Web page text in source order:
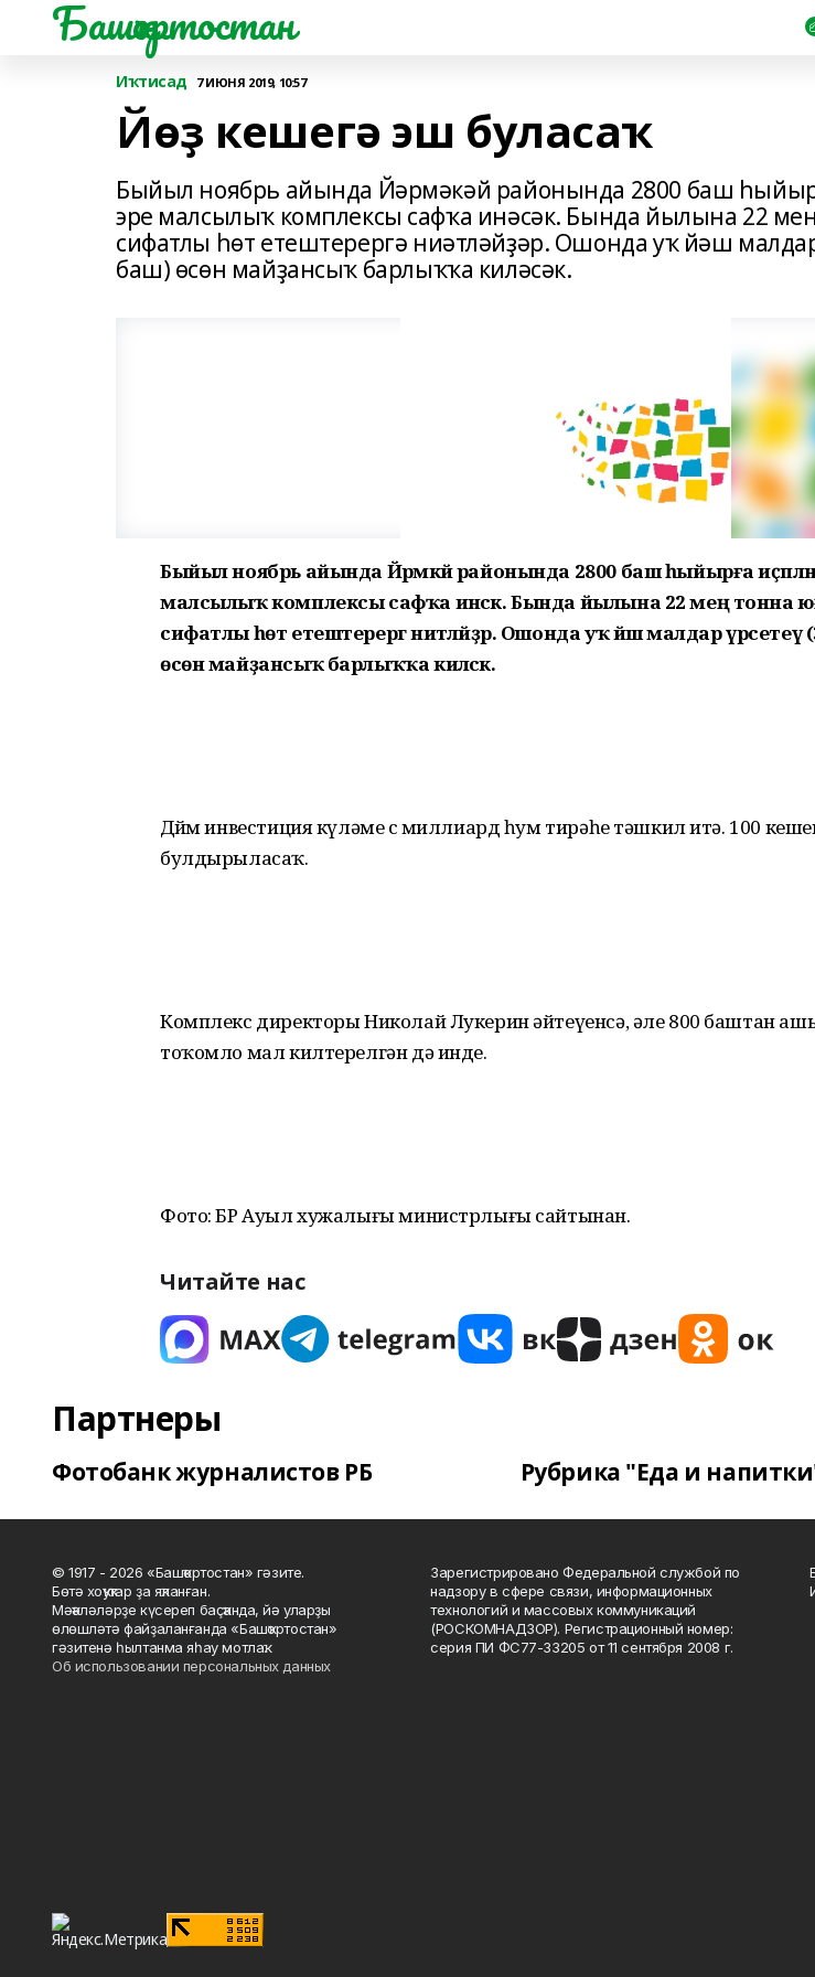
Башҡортостан
Иҡтисад 7 ИЮНЯ 2019, 10:57
Йөҙ кешегә эш буласаҡ
Быйыл ноябрь айында Йәрмәкәй районында 2800 баш
эре малсылыҡ комплексы сафҡа инәсәк. Бында йылына 22
сифатлы һөт етештерергә ниәтләйҙәр. Ошонда уҡ йәш малдар
баш) өсөн майҙансыҡ барлыҡҡа киләсәк.
Быйыл ноябрь айында Йәрмәкәй районында 2800 баш һыйырға
малсылыҡ комплексы сафҡа инәсәк. Бында йылына 22 мең тонна
сифатлы һөт етештерергә ниәтләйҙәр. Ошонда уҡ йәш малдар үрсетеү
өсөн майҙансыҡ барлыҡҡа киләсәк.
Дөйөм инвестиция күләме өс миллиард һум тирәһе тәшкил итә. 100
булдырыласаҡ.
Комплекс директоры Николай Лукерин әйтеүенсә, әле 800 баштан
тоҡомло мал килтерелгән дә инде.
Фото: БР Ауыл хужалығы министрлығы сайтынан.
Читайте нас
Партнеры
Фотобанк журналистов РБ Рубрика "Еда и
© 1917 - 2026 «Башҡортостан» гәзите.
Бөтә хоҡуҡтар ҙа яҡланған.
Мәҡәләләрҙе күсереп баҫҡанда, йә уларҙы
өлөшләтә файҙаланғанда «Башҡортостан»
гәзитенә һылтанма яһау мотлаҡ.
Об использовании персональных данных
Зарегистрировано Федеральной службой по
надзору в сфере связи, информационных
технологий и массовых коммуникаций
(РОСКОМНАДЗОР). Регистрационный номер:
серия ПИ ФС77-33205 от 11 сентября 2008 г.